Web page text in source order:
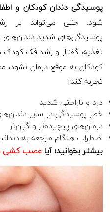
پوسیدگی دندان کودکان و
شود. حتی می‌تواند بر
پوسیدگی‌های شدید دندان‌های
تغذیه، گفتار و رشد فک کودک
کودکان به موقع درمان
تجربه کند:
درد و ناراحتی شدید
خطر پوسیدگی در سایر
درمان‌های پیچیده‌تر و گران‌تر
اضطراب هنگام مراجعه به
بیشتر بخوانید؛ آیا عصب کشی